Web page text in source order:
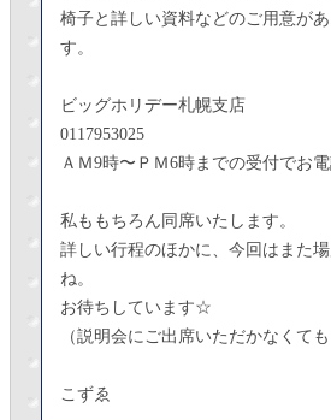
椅子と詳しい資料などのご用意が
す。
ビッグホリデー札幌支店
0117953025
ＡＭ9時〜ＰＭ6時までの受付でお
私ももちろん同席いたします。
詳しい行程のほかに、今回はまた
ね。
お待ちしています☆
（説明会にご出席いただかなくて
こずゑ